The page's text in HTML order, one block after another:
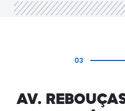
03
AV.